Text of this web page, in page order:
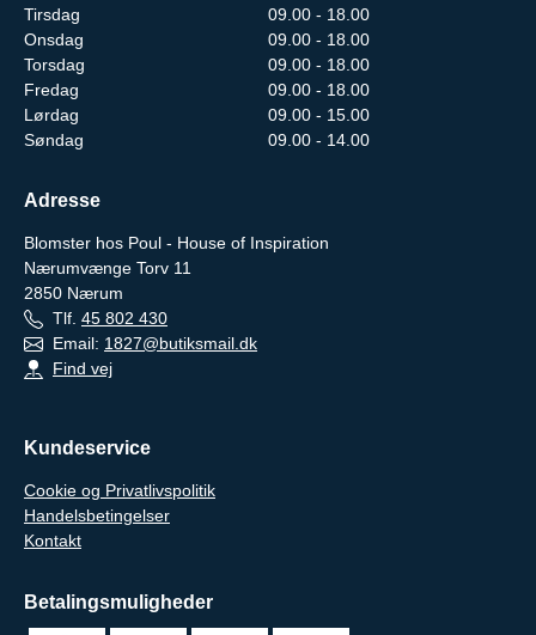
Tirsdag
09.00 - 18.00
Onsdag
09.00 - 18.00
Torsdag
09.00 - 18.00
Fredag
09.00 - 18.00
Lørdag
09.00 - 15.00
Søndag
09.00 - 14.00
Adresse
Blomster hos Poul - House of Inspiration
Nærumvænge Torv 11
2850 Nærum
Tlf. 45 802 430
Email: 1827@butiksmail.dk
Find vej
Kundeservice
Cookie og Privatlivspolitik
Handelsbetingelser
Kontakt
Betalingsmuligheder